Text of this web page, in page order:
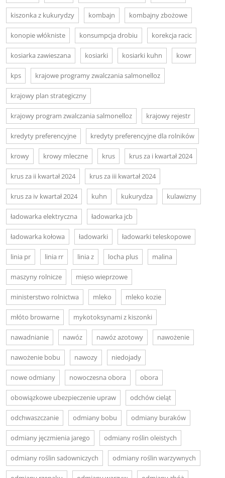
kiszonka z kukurydzy kombajn kombajny zbożowe
konopie włókniste konsumpcja drobiu korekcja racic
kosiarka zawieszana kosiarki kosiarki kuhn kowr
kps krajowe programy zwalczania salmonelloz
krajowy plan strategiczny
krajowy program zwalczania salmonelloz krajowy rejestr
kredyty preferencyjne kredyty preferencyjne dla rolników
krowy krowy mleczne krus krus za i kwartał 2024
krus za ii kwartał 2024 krus za iii kwartał 2024
krus za iv kwartał 2024 kuhn kukurydza kulawizny
ładowarka elektryczna ładowarka jcb
ładowarka kołowa ładowarki ładowarki teleskopowe
linia pr linia rr linia z locha plus malina
maszyny rolnicze mięso wieprzowe
ministerstwo rolnictwa mleko mleko kozie
młóto browarne mykotoksynami z kiszonki
nawadnianie nawóz nawóz azotowy nawożenie
nawożenie bobu nawozy niedojady
nowe odmiany nowoczesna obora obora
obowiązkowe ubezpieczenie upraw odchów cieląt
odchwaszczanie odmiany bobu odmiany buraków
odmiany jęczmienia jarego odmiany roślin oleistych
odmiany roślin sadowniczych odmiany roślin warzywnych